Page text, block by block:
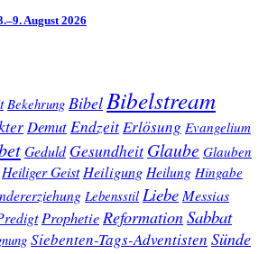
August 2026
Bekehrung BibelBibelstream
DemutEndzeitErlösung Evangelium
Geduld Gesundheit Glaube Glauben
Heiliger Geist Heiligung Heilung Hingabe
Lebensstil Liebe Messias
ProphetieReformationSabbat
Siebenten-Tags-Adventisten Sünde